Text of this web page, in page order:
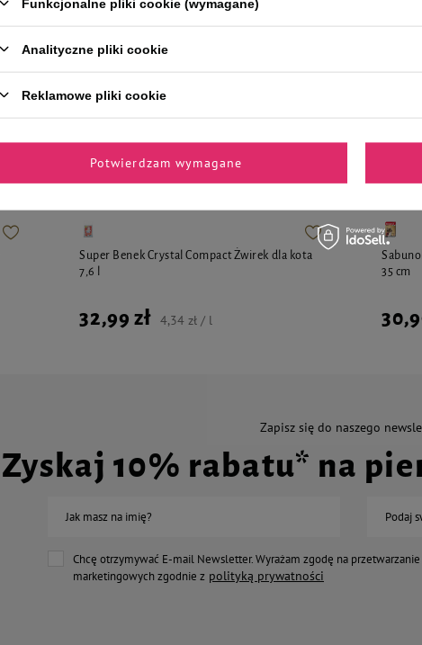
23,09 zł 15,39 zł / kg
Zaufane i polecane przez
Super Benek Crystal Compact Żwirek dla kota
7,6 l
32,99 zł 4,34 zł / l
35 cm
Zapisz się do naszego
Zyskaj 10% rabatu* na
Jak masz na imię? Podaj
Chcę otrzymywać E-mail Newsletter. Wyrażam zgodę na
marketingowych zgodnie z polityką prywatności
Analityczne pliki cookie
Reklamowe pliki cookie
Potwierdzam wymagane